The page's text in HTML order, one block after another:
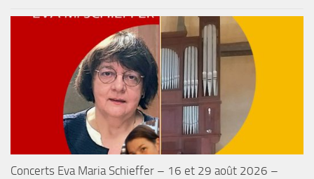
Concerts Eva Maria Schieffer – 16 et 29 août 2026 –